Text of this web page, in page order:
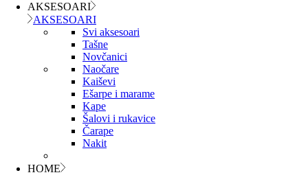
AKSESOARI
AKSESOARI
Svi aksesoari
Tašne
Novčanici
Naočare
Kaiševi
Ešarpe i marame
Kape
Šalovi i rukavice
Čarape
Nakit
HOME